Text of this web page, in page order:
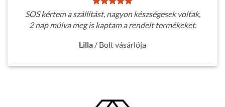
SOS kértem a szállítást, nagyon készségesek voltak,
2 nap múlva meg is kaptam a rendelt termékeket.
Lilla / Bolt vásárlója